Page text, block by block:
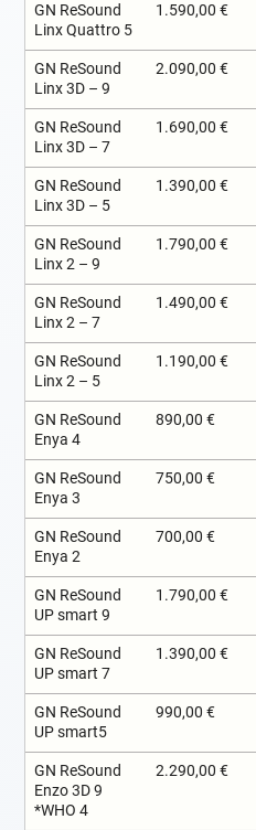
GN ReSound
Linx Quattro 5
1.590,00 €
GN ReSound
Linx 3D – 9
2.090,00 €
GN ReSound
Linx 3D – 7
1.690,00 €
GN ReSound
Linx 3D – 5
1.390,00 €
GN ReSound
Linx 2 – 9
1.790,00 €
GN ReSound
Linx 2 – 7
1.490,00 €
GN ReSound
Linx 2 – 5
1.190,00 €
GN ReSound
Enya 4
890,00 €
GN ReSound
Enya 3
750,00 €
GN ReSound
Enya 2
700,00 €
GN ReSound
UP smart 9
1.790,00 €
GN ReSound
UP smart 7
1.390,00 €
GN ReSound
UP smart5
990,00 €
GN ReSound
Enzo 3D 9
*WHO 4
2.290,00 €